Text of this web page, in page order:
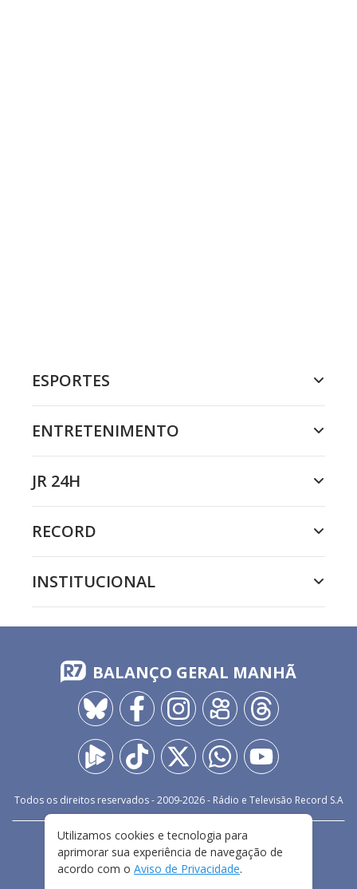
ESPORTES
ENTRETENIMENTO
JR 24H
RECORD
INSTITUCIONAL
BALANÇO GERAL MANHÃ
Todos os direitos reservados - 2009-2026- Rádio e Televisão Record S.A
FALE CONOSCO
PRIVACIDADE
TERMOS E CONDIÇÕES DE USO
Utilizamos cookies e tecnologia para
aprimorar sua experiência de navegação de
acordo com o Aviso de Privacidade.